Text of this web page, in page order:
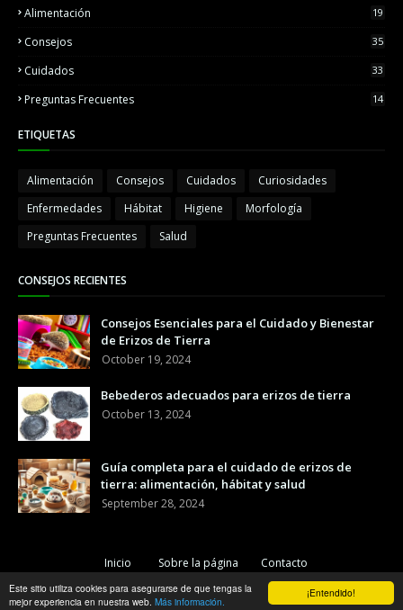
¡Entendido!
Este sitio utiliza cookies para asegurarse de que tengas la
mejor experiencia en nuestra web. Más información.
Alimentación 19
Consejos 35
Cuidados 33
Preguntas Frecuentes 14
ETIQUETAS
Alimentación Consejos Cuidados
Curiosidades
Enfermedades
Hábitat Higiene
Morfología
Preguntas Frecuentes
Salud
CONSEJOS RECIENTES
Consejos Esenciales para el Cuidado y Bienestar
de Erizos de Tierra
October 19, 2024
Bebederos adecuados para erizos de tierra
October 13, 2024
Guía completa para el cuidado de erizos de
tierra: alimentación, hábitat y salud
September 28, 2024
Inicio Sobre la página
Contacto
Copyright ©2026Erizopedia